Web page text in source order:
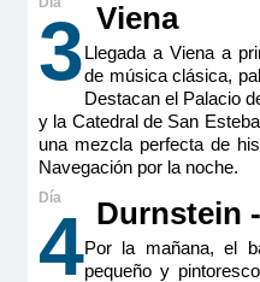
Pensión completa con
Todo incluido con
Los caballitos de mar
las suites que llevan su
3 Viena
Llegada a Viena a
de música clásica,
Destacan el Palacio
y la Catedral de San
una mezcla perfecta de
Navegación por la noche.
4 Durnstein
Por la mañana, el
pequeño y